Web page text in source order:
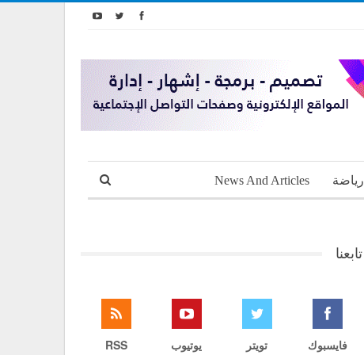
رياضة News And Articles
تابعنا
فايسبوك تويتر يوتيوب RSS